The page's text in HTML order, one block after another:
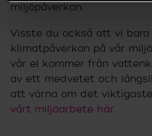
miljöpåverkan.
Visste du också att vi bara
klimatpåverkan på vår
vår el kommer från
av ett medvetet och
att värna om det viktigaste
vårt miljöarbete här.